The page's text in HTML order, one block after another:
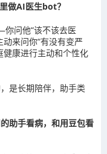
做AI医生bot？
问他“该不该去医
来问你“有没有变严
健康进行主动和个性化
是长期陪伴，助手类
助手看病，和用豆包看